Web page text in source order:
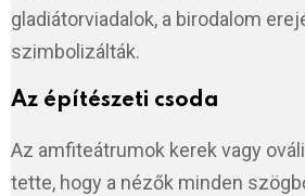
gladiátorviadalok, a birodalom
szimbolizálták.
Az építészeti csoda
Az amfiteátrumok kerek vagy
tette, hogy a nézők minden